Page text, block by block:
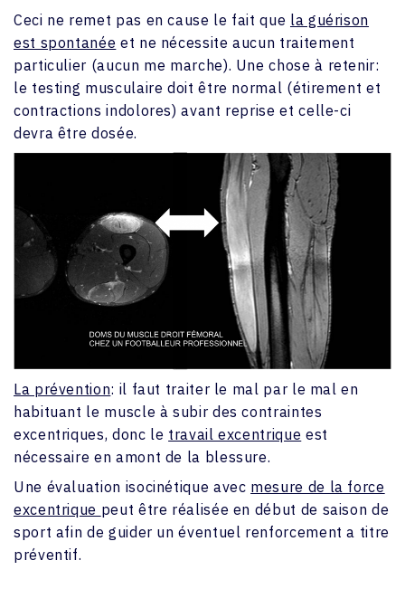
Ceci ne remet pas en cause le fait que la guérison
est spontanée et ne nécessite aucun traitement
particulier (aucun me marche). Une chose à retenir:
le testing musculaire doit être normal (étirement et
contractions indolores) avant reprise et celle-ci
devra être dosée.
La prévention: il faut traiter le mal par le mal en
habituant le muscle à subir des contraintes
excentriques, donc le travail excentrique est
nécessaire en amont de la blessure.
Une évaluation isocinétique avec mesure de la force
excentrique peut être réalisée en début de saison de
sport afin de guider un éventuel renforcement a titre
préventif.